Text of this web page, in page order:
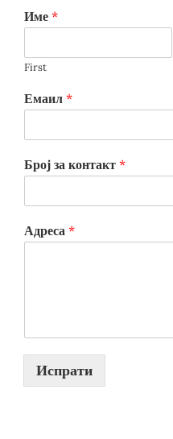
Име *
First
Емаил *
Број за контакт *
Адреса *
Испрати